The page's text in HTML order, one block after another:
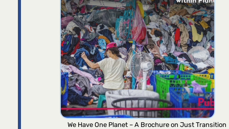
We Have One Planet – A Brochure on Just Transition